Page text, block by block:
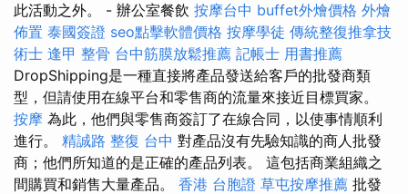
此活動之外。 - 辦公室餐飲 按摩台中 buffet外燴價格 外燴
佈置 泰國簽證 seo點擊軟體價格 按摩學徒 傳統整復推拿技
術士 逢甲 整骨 台中筋膜放鬆推薦 記帳士 用書推薦
DropShipping是一種直接將產品發送給客戶的批發商類
型，但請使用在線平台和零售商的流量來接近目標買家。
按摩 為此，他們與零售商簽訂了在線合同，以使事情順利
進行。 精誠路 整復 台中 對產品沒有先驗知識的商人批發
商；他們所知道的是正確的產品列表。 這包括商業組織之
間購買和銷售大量產品。 香港 台胞證 草屯按摩推薦 批發